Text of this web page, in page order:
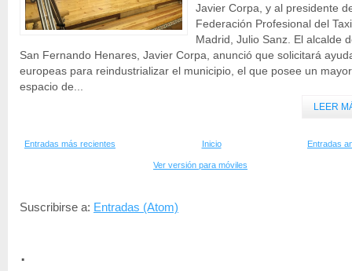
Javier Corpa, y al presidente
Federación Profesional del
Madrid, Julio Sanz. El alcalde
San Fernando Henares, Javier Corpa, anunció que solicitará
europeas para reindustrializar el municipio, el que posee un mayor
espacio de...
LEER
Entradas más recientes Entradas
Inicio
Ver versión para móviles
Suscribirse a: Entradas (Atom)
.